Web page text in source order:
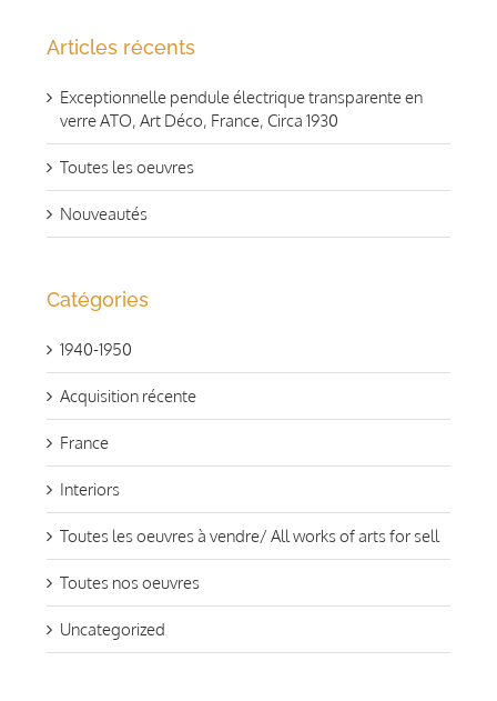
Articles récents
Exceptionnelle pendule électrique transparente en
verre ATO, Art Déco, France, Circa 1930
Toutes les oeuvres
Nouveautés
Catégories
1940-1950
Acquisition récente
France
Interiors
Toutes les oeuvres à vendre/ All works of arts for sell
Toutes nos oeuvres
Uncategorized